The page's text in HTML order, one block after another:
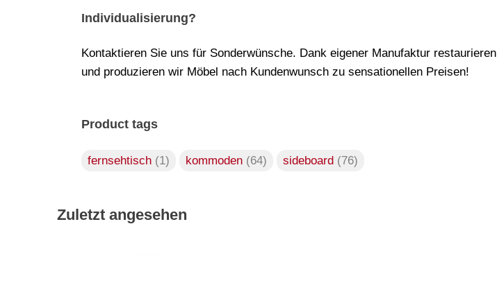
Individualisierung?
Kontaktieren Sie uns für Sonderwünsche. Dank eigener Manufaktur restaurieren
und produzieren wir Möbel nach Kundenwunsch zu sensationellen Preisen!
Product tags
fernsehtisch (1) kommoden (64) sideboard (76)
Zuletzt angesehen